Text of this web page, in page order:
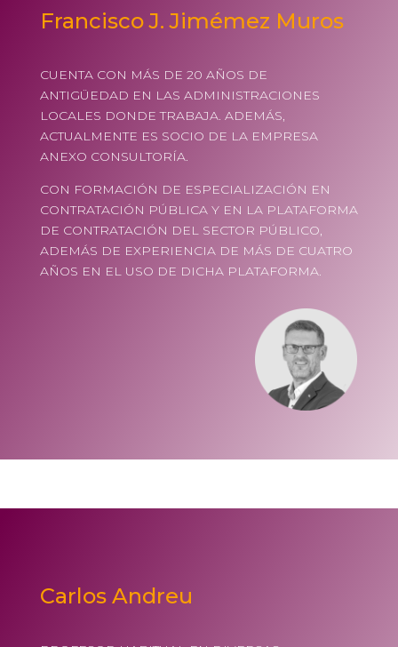
Francisco J. Jimémez Muros
CUENTA CON MÁS DE 20 AÑOS DE
ANTIGÜEDAD EN LAS ADMINISTRACIONES
LOCALES DONDE TRABAJA. ADEMÁS,
ACTUALMENTE ES SOCIO DE LA EMPRESA
ANEXO CONSULTORÍA.
CON FORMACIÓN DE ESPECIALIZACIÓN EN
CONTRATACIÓN PÚBLICA Y EN LA PLATAFORMA
DE CONTRATACIÓN DEL SECTOR PÚBLICO,
ADEMÁS DE EXPERIENCIA DE MÁS DE CUATRO
AÑOS EN EL USO DE DICHA PLATAFORMA.
Carlos Andreu